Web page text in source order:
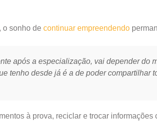
, o sonho de continuar empreendendo
após a especialização, vai depender do
tenho desde já é a de poder compartilhar
à prova, reciclar e trocar informações